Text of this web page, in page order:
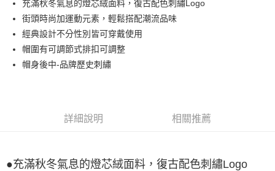
Google Pay
全盈+PAY
ATM付款
付款後門市自取
充滿秋冬氣息的燈芯絨面料，復古配色刺繡Logo
街頭時尚加運動元素，輕鬆搭配潮流品味
經典設計不分性別皆可穿戴使用
帽圍有可調節式排扣可調整
帽身後中-品牌歷史刺繡
詳細說明 相關推薦
●充滿秋冬氣息的燈芯絨面料，復古配色刺繡Logo